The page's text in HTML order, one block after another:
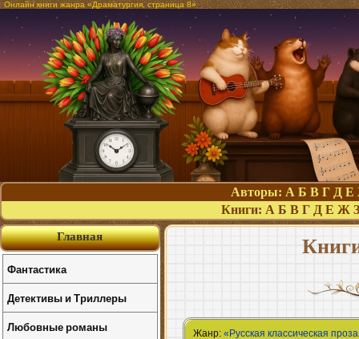
Онлайн книги жанра «Драматургия, страница 8»
Авторы: А Б В Г Д Е
Книги: А Б В Г Д Е Ж З
Жанр:«Русская классическая
Главная
Фантастика
Детективы и Триллеры
Любовные романы